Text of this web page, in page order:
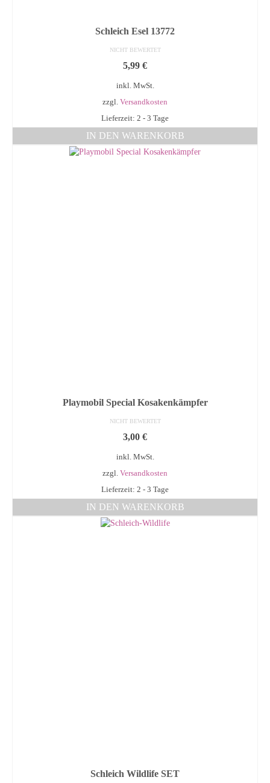
Schleich Esel 13772
NICHT BEWERTET
5,99 €
inkl. MwSt.
zzgl. Versandkosten
Lieferzeit: 2 - 3 Tage
IN DEN WARENKORB
Playmobil Special Kosakenkämpfer
NICHT BEWERTET
3,00 €
inkl. MwSt.
zzgl. Versandkosten
Lieferzeit: 2 - 3 Tage
IN DEN WARENKORB
Schleich Wildlife SET